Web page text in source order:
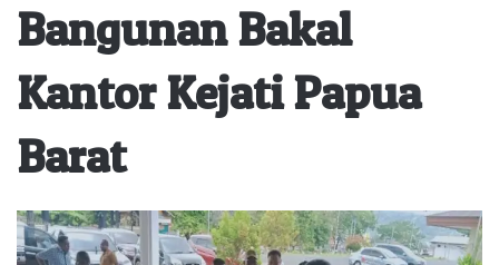
Bangunan Bakal
Kantor Kejati Papua
Barat